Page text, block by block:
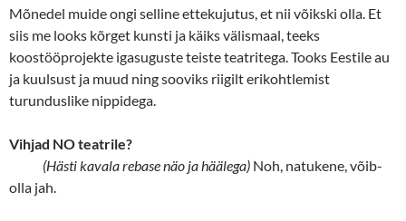
Mõnedel muide ongi selline ettekujutus, et nii võikski olla. Et
siis me looks kõrget kunsti ja käiks välismaal, teeks
koostööprojekte igasuguste teiste teatritega. Tooks Eestile au
ja kuulsust ja muud ning sooviks riigilt erikohtlemist
turunduslike nippidega.
Vihjad NO teatrile?
(Hästi kavala rebase näo ja häälega) Noh, natukene, võib-
olla jah.